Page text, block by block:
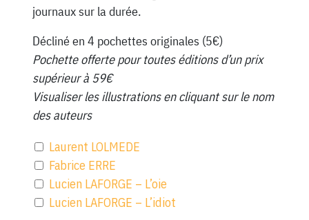
journaux sur la durée.
Décliné en 4 pochettes originales (5€)
Pochette offerte pour toutes éditions d’un prix
supérieur à 59€
Visualiser les illustrations en cliquant sur le nom
des auteurs
Laurent LOLMEDE
Fabrice ERRE
Lucien LAFORGE – L’oie
Lucien LAFORGE – L’idiot